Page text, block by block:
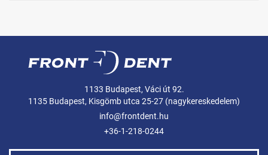
1133 Budapest, Váci út 92.
1135 Budapest, Kisgömb utca 25-27 (nagykereskedelem)
info@frontdent.hu
+36-1-218-0244